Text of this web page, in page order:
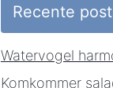
Recente
Watervogel
Komkommer